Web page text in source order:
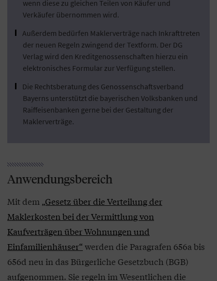
wenn diese zu gleichen Teilen von Käufer und
Verkäufer übernommen wird.
Außerdem bedürfen Maklerverträge nach Inkrafttreten
der neuen Regeln zwingend der Textform. Der DG
Verlag wird den Kreditgenossenschaften hierzu ein
elektronisches Formular zur Verfügung stellen.
Die Rechtsberatung des Genossenschaftsverband
Bayerns unterstützt die bayerischen Volksbanken und
Raiffeisenbanken gerne bei der Gestaltung der
Maklerverträge.
Anwendungsbereich
Mit dem „Gesetz über die Verteilung der
Maklerkosten bei der Vermittlung von
Kaufverträgen über Wohnungen und
Einfamilienhäuser“ werden die Paragrafen 656a bis
656d neu in das Bürgerliche Gesetzbuch (BGB)
aufgenommen. Sie regeln im Wesentlichen die